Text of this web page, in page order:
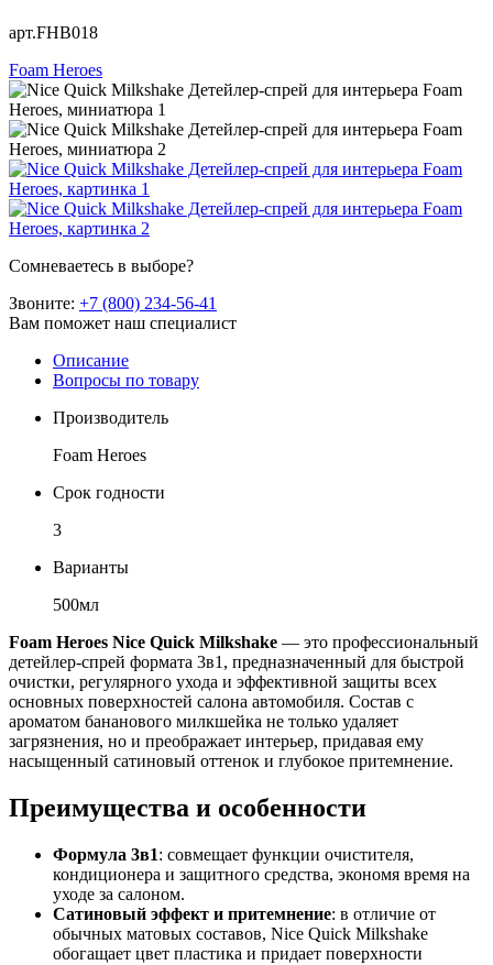
арт.FHB018
Foam Heroes
Сомневаетесь в выборе?
Звоните: +7 (800) 234-56-41
Вам поможет наш специалист
Описание
Вопросы по товару
Производитель
Foam Heroes
Срок годности
3
Варианты
500мл
Foam Heroes Nice Quick Milkshake — это профессиональный
детейлер-спрей формата 3в1, предназначенный для быстрой
очистки, регулярного ухода и эффективной защиты всех
основных поверхностей салона автомобиля. Состав с
ароматом бананового милкшейка не только удаляет
загрязнения, но и преображает интерьер, придавая ему
насыщенный сатиновый оттенок и глубокое притемнение.
Преимущества и особенности
Формула 3в1: совмещает функции очистителя,
кондиционера и защитного средства, экономя время на
уходе за салоном.
Сатиновый эффект и притемнение: в отличие от
обычных матовых составов, Nice Quick Milkshake
обогащает цвет пластика и придает поверхности